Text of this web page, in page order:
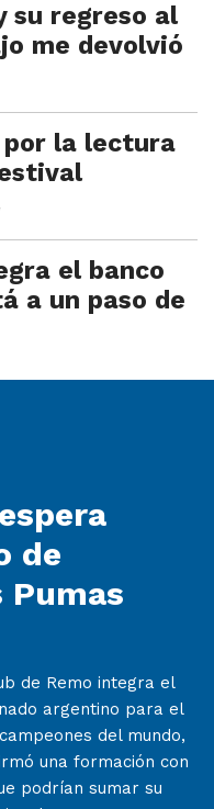
su regreso al
me devolvió
por la lectura
el banco
a un paso de
de
Pumas
de Remo integra el
argentino para el
del mundo,
una formación con
podrían sumar su